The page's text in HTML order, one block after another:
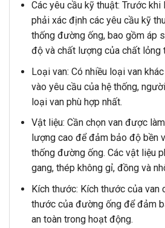
Các yêu cầu kỹ thuật: Trước khi
phải xác định các yêu cầu kỹ
thống đường ống, bao gồm áp
độ và chất lượng của chất lỏng
Loại van: Có nhiều loại van
vào yêu cầu của hệ thống,
loại van phù hợp nhất.
Vật liệu: Cần chọn van được
lượng cao để đảm bảo độ bền
thống đường ống. Các vật liệu
gang, thép không gỉ, đồng và
Kích thước: Kích thước của van
thước của đường ống để đảm
an toàn trong hoạt động.